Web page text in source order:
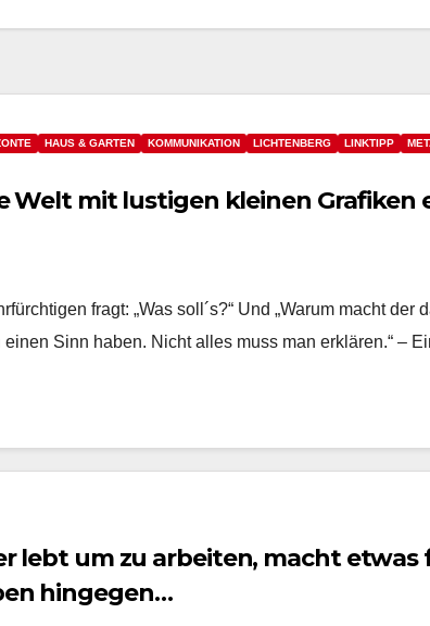
HAUS & GARTEN KOMMUNIKATION LICHTENBERG LINKTIPP
Welt mit lustigen kleinen Grafiken
fragt: „Was soll´s?“ Und „Warum macht der
einen Sinn haben. Nicht alles muss man erklären.“ –
lebt um zu arbeiten, macht etwas
hingegen…